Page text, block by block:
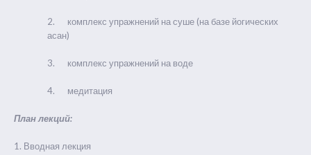
2. комплекс упражнений на суше (на базе йогических
асан)
3. комплекс упражнений на воде
4. медитация
План лекций:
Вводная лекция